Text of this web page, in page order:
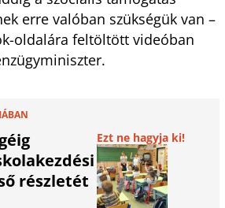
erre valóban szükségük van –
oldalára feltöltött videóban
részletét
Ezt ne hagyja ki!